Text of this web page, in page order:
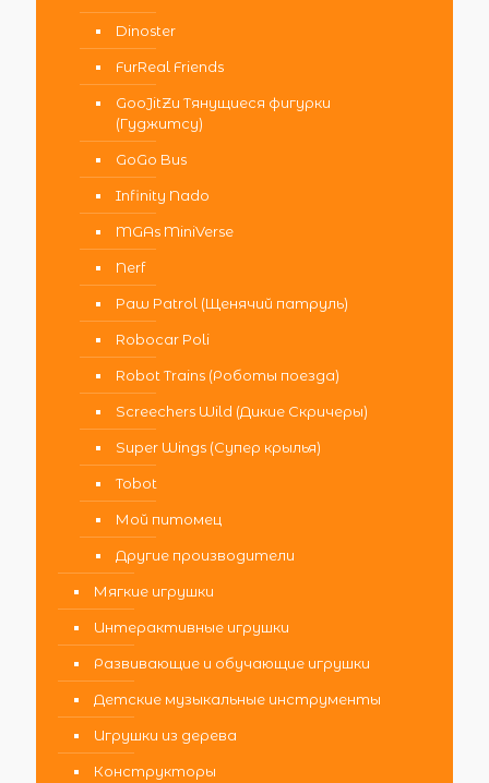
Dinoster
FurReal Friends
GooJitZu Тянущиеся фигурки
(Гуджитсу)
GoGo Bus
Infinity Nado
MGAs MiniVerse
Nerf
Paw Patrol (Щенячий патруль)
Robocar Poli
Robot Trains (Роботы поезда)
Screechers Wild (Дикие Скричеры)
Super Wings (Супер крылья)
Tobot
Мой питомец
Другие производители
Мягкие игрушки
Интерактивные игрушки
Развивающие и обучающие игрушки
Детские музыкальные инструменты
Игрушки из дерева
Конструкторы